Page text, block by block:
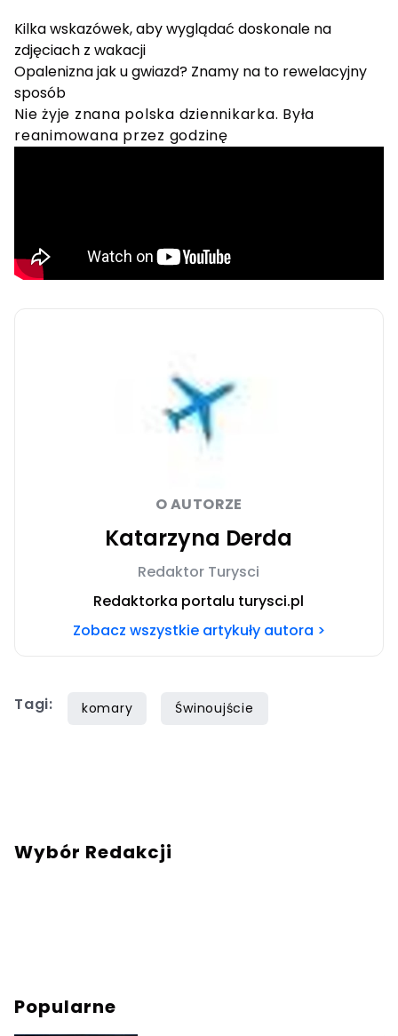
Kilka wskazówek, aby wyglądać doskonale na
zdjęciach z wakacji
Opalenizna jak u gwiazd? Znamy na to rewelacyjny
sposób
Nie żyje znana polska dziennikarka. Była
reanimowana przez godzinę
O AUTORZE
Katarzyna Derda
Redaktor Turysci
Redaktorka portalu turysci.pl
Zobacz wszystkie artykuły autora >
Tagi: komary Świnoujście
Wybór Redakcji
Popularne